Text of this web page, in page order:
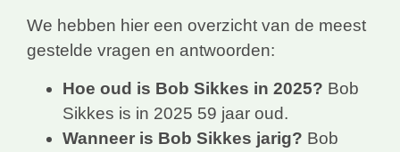
We hebben hier een overzicht van de meest
gestelde vragen en antwoorden:
Hoe oud is Bob Sikkes in 2025? Bob
Sikkes is in 2025 59 jaar oud.
Wanneer is Bob Sikkes jarig? Bob